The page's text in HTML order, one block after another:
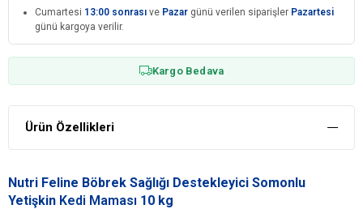
Cumartesi 13:00 sonrası ve Pazar günü verilen siparişler Pazartesi
günü kargoya verilir.
Kargo Bedava
Ürün Özellikleri
Nutri Feline Böbrek Sağlığı Destekleyici Somonlu
Yetişkin Kedi Maması 10 kg